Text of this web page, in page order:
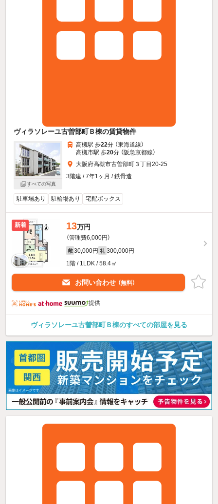
ヴィラソレーユ古曽部町Ｂ棟の賃貸物件
すべての写真
高槻駅 歩22分 （東海道線）
高槻市駅 歩20分 （阪急京都線）
大阪府高槻市古曽部町３丁目20-25
3階建 / 7年1ヶ月 / 鉄骨造
駐車場あり 駐輪場あり 宅配ボックス
新着 13万円
（管理費6,000円）
敷 30,000円 礼 300,000円
1階 / 1LDK / 58.4㎡
お問い合わせ （無料）
提供
ヴィラソレーユ古曽部町Ｂ棟のすべての部屋を見る